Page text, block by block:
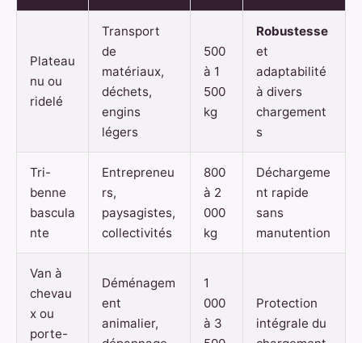
Plateau
nu ou
ridelé
Transport
de
matériaux,
déchets,
engins
légers
500
à 1
500
kg
Robustesse
et
adaptabilité
à divers
chargement
s
Tri-
benne
bascula
nte
Entrepreneu
rs,
paysagistes,
collectivités
800
à 2
000
kg
Déchargeme
nt rapide
sans
manutention
Van à
chevau
x ou
porte-
Déménagem
ent
animalier,
1
000
à 3
Protection
intégrale du